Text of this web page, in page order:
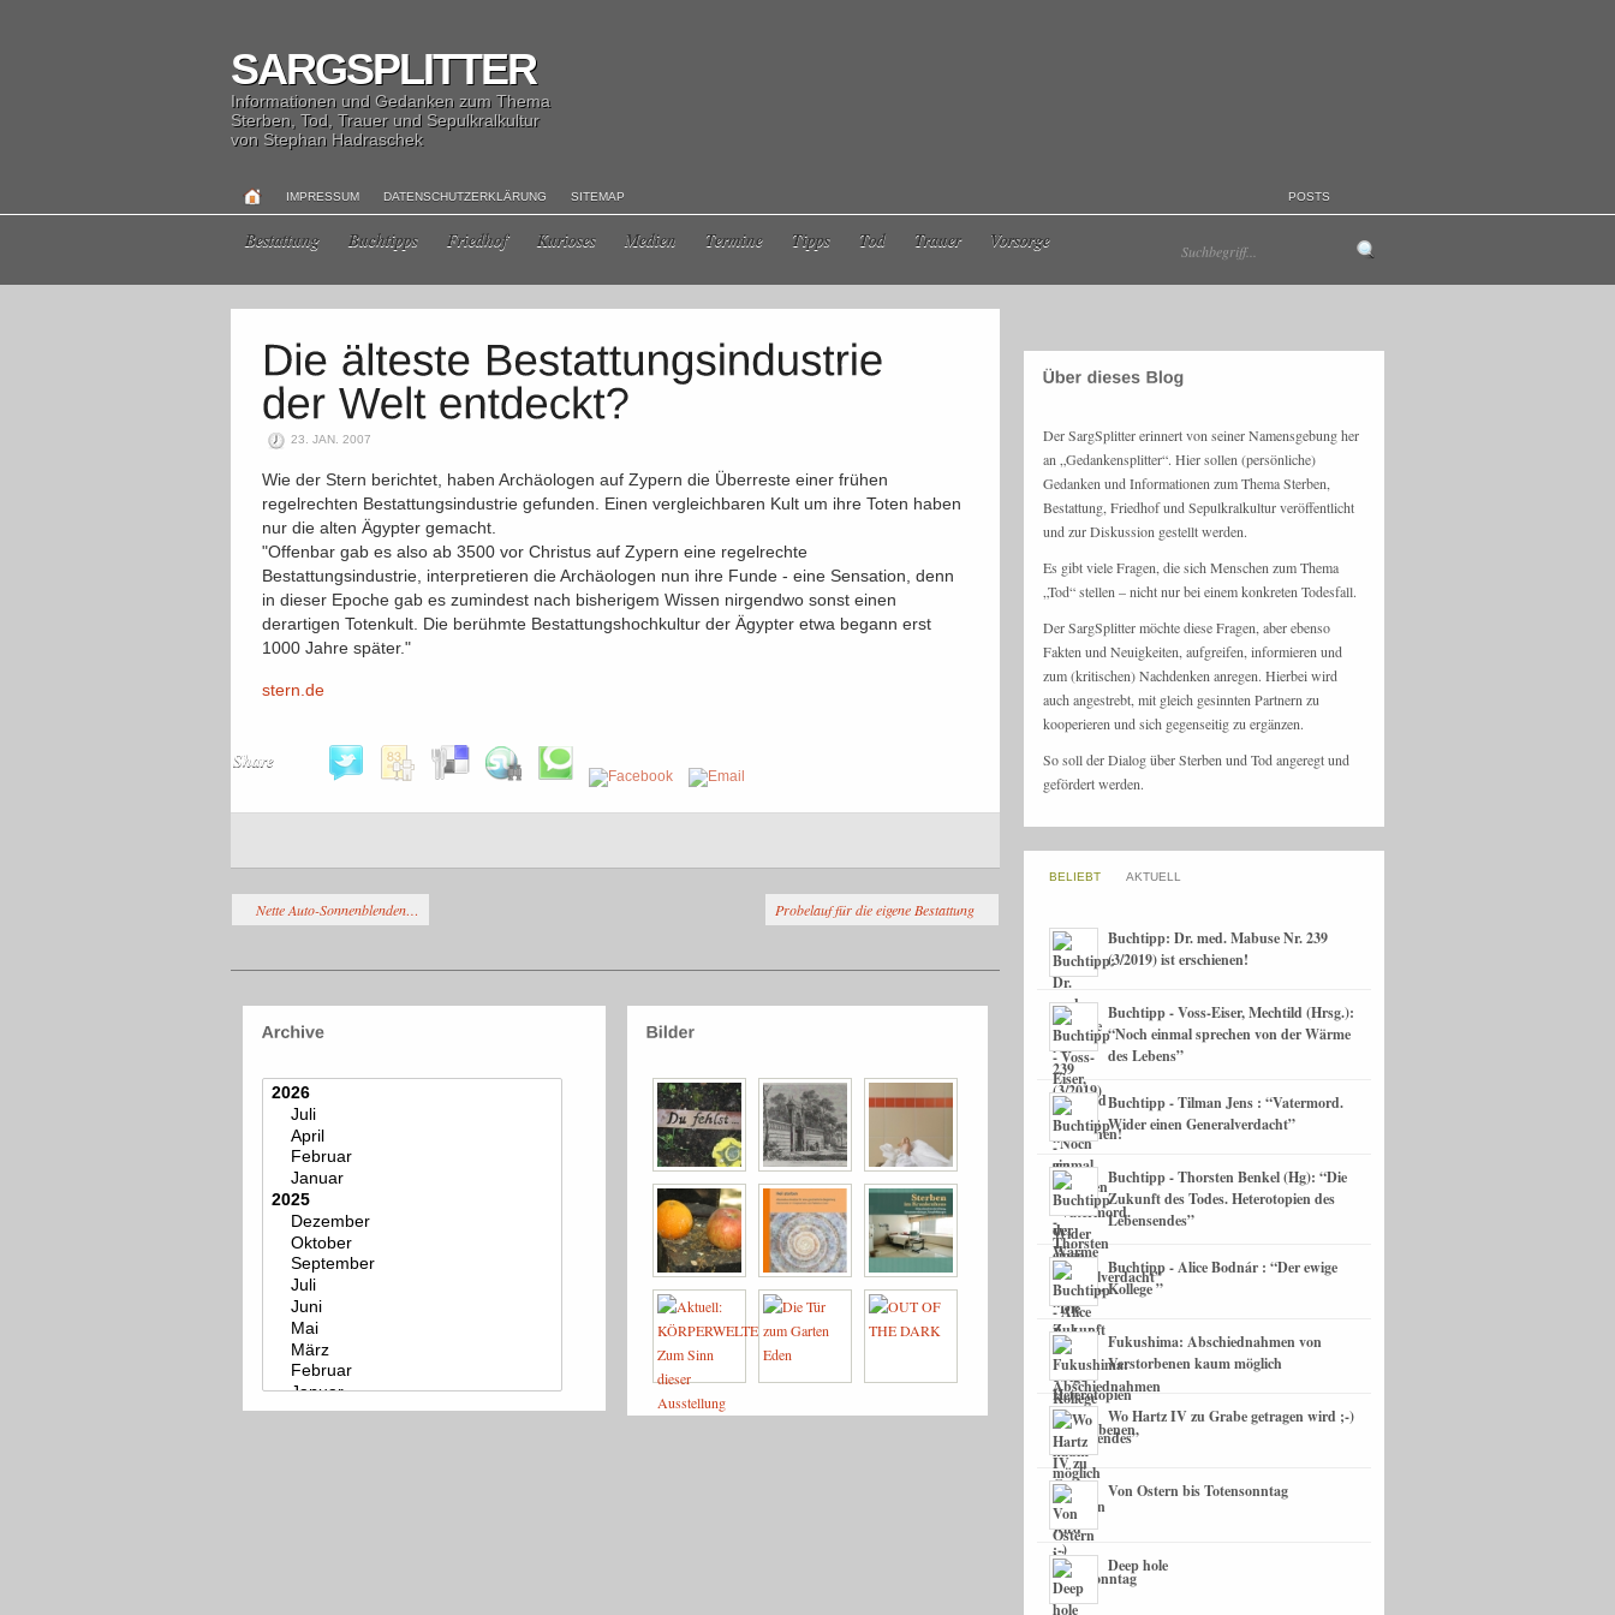
SARGSPLITTER
Informationen und Gedanken zum Thema
Sterben, Tod, Trauer und Sepulkralkultur
von Stephan Hadraschek
IMPRESSUM DATENSCHUTZERKLÄRUNG SITEMAP POSTS
Bestattung Buchtipps Friedhof Kurioses Medien Termine Tipps Tod Trauer Vorsorge
23. JAN. 2007
Wie der Stern berichtet, haben Archäologen auf Zypern die Überreste einer frühen
regelrechten Bestattungsindustrie gefunden. Einen vergleichbaren Kult um ihre Toten haben
nur die alten Ägypter gemacht.
"Offenbar gab es also ab 3500 vor Christus auf Zypern eine regelrechte
Bestattungsindustrie, interpretieren die Archäologen nun ihre Funde - eine Sensation, denn
in dieser Epoche gab es zumindest nach bisherigem Wissen nirgendwo sonst einen
derartigen Totenkult. Die berühmte Bestattungshochkultur der Ägypter etwa begann erst
1000 Jahre später."
stern.de
Share
Nette Auto-Sonnenblenden… Probelauf für die eigene Bestattung
Der SargSplitter erinnert von seiner Namensgebung her
an „Gedankensplitter“. Hier sollen (persönliche)
Gedanken und Informationen zum Thema Sterben,
Bestattung, Friedhof und Sepulkralkultur veröffentlicht
und zur Diskussion gestellt werden.
Es gibt viele Fragen, die sich Menschen zum Thema
„Tod“ stellen – nicht nur bei einem konkreten Todesfall.
Der SargSplitter möchte diese Fragen, aber ebenso
Fakten und Neuigkeiten, aufgreifen, informieren und
zum (kritischen) Nachdenken anregen. Hierbei wird
auch angestrebt, mit gleich gesinnten Partnern zu
kooperieren und sich gegenseitig zu ergänzen.
So soll der Dialog über Sterben und Tod angeregt und
gefördert werden.
BELIEBT AKTUELL
Buchtipp: Dr. med. Mabuse Nr. 239
(3/2019) ist erschienen!
Buchtipp - Voss-Eiser, Mechtild (Hrsg.):
“Noch einmal sprechen von der Wärme
des Lebens”
Buchtipp - Tilman Jens : “Vatermord.
Wider einen Generalverdacht”
Buchtipp - Thorsten Benkel (Hg): “Die
Zukunft des Todes. Heterotopien des
Lebensendes”
Buchtipp - Alice Bodnár : “Der ewige
Kollege ”
Fukushima: Abschiednahmen von
Verstorbenen kaum möglich
Wo Hartz IV zu Grabe getragen wird ;-)
Von Ostern bis Totensonntag
Deep hole